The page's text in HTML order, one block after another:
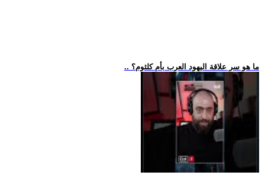
.. ما هو سر علاقة اليهود العرب بأم كلثوم؟